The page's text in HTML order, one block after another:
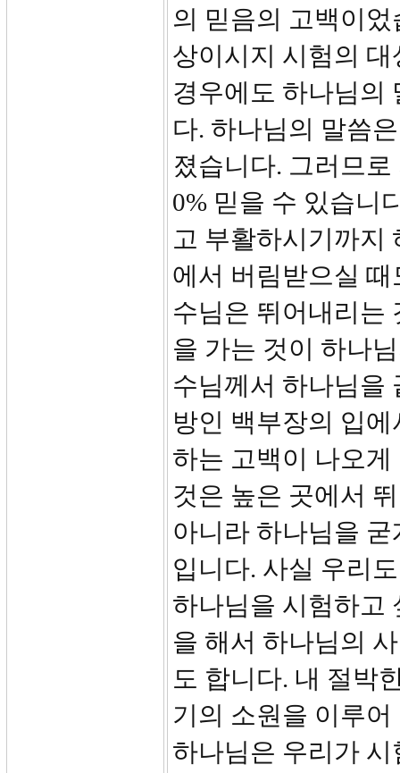
의 믿음의 고백이
상이시지 시험의
경우에도 하나님의
다. 하나님의 말씀
졌습니다. 그러므
0% 믿을 수 있습니
고 부활하시기까지
에서 버림받으실
수님은 뛰어내리는
을 가는 것이 하나
수님께서 하나님을
방인 백부장의 입
하는 고백이 나오
것은 높은 곳에서
아니라 하나님을
입니다. 사실 우리
하나님을 시험하고
을 해서 하나님의
도 합니다. 내 절박
기의 소원을 이루
하나님은 우리가